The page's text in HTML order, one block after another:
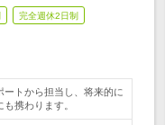
完全週休2日制
ートから担当し、将来的に
携わります。